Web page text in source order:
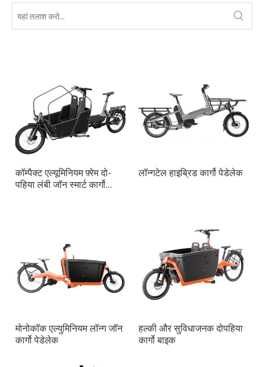
कॉम्पैक्ट एल्यूमिनियम फ़्रेम दो-
पहिया लंबी जॉन स्मार्ट कार्गो
लॉन्गटेल हाइब्रिड कार्गो पेडेलेक
मोनोकॉक एल्युमिनियम लॉन्ग जॉन
कार्गो पेडेलेक
हल्की और सुविधाजनक दोपहिया
कार्गो बाइक